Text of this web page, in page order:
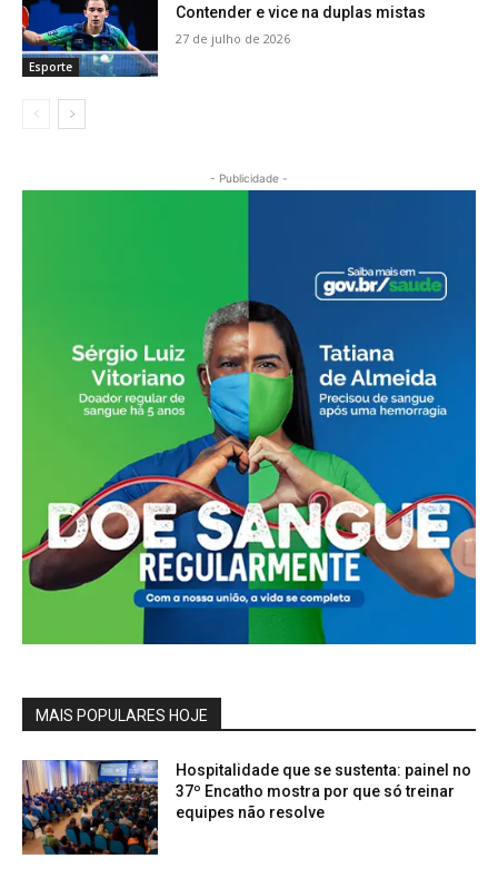
Esporte
Contender e vice na duplas mistas
27 de julho de 2026
- Publicidade -
MAIS POPULARES HOJE
Hospitalidade que se sustenta: painel no
37º Encatho mostra por que só treinar
equipes não resolve